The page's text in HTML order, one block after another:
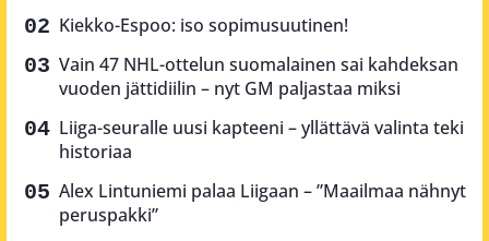
Kiekko-Espoo: iso sopimusuutinen!
Vain 47 NHL-ottelun suomalainen sai kahdeksan
vuoden jättidiilin – nyt GM paljastaa miksi
Liiga-seuralle uusi kapteeni – yllättävä valinta teki
historiaa
Alex Lintuniemi palaa Liigaan – ”Maailmaa nähnyt
peruspakki”